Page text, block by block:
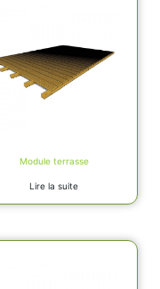
Module terrasse
Lire la suite